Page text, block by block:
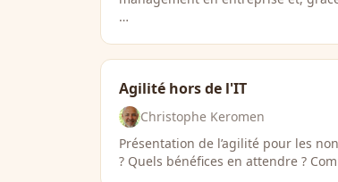
…
Agilité hors de l'IT
Christophe Keromen
Présentation de l’agilité pour les
? Quels bénéfices en attendre ?